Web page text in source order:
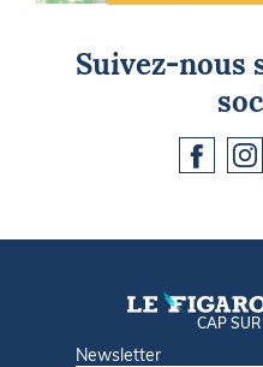
Suivez-nous
CAP
Newsletter